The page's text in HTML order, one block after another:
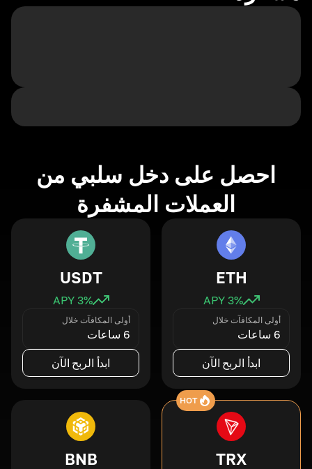
احصل على دخل سلبي من
العملات المشفرة
ETH
3% APY
أولى المكافآت خلال
6 ساعات
ابدأ الربح الآن
USDT
3% APY
أولى المكافآت خلال
6 ساعات
ابدأ الربح الآن
HOT
TRX
BNB